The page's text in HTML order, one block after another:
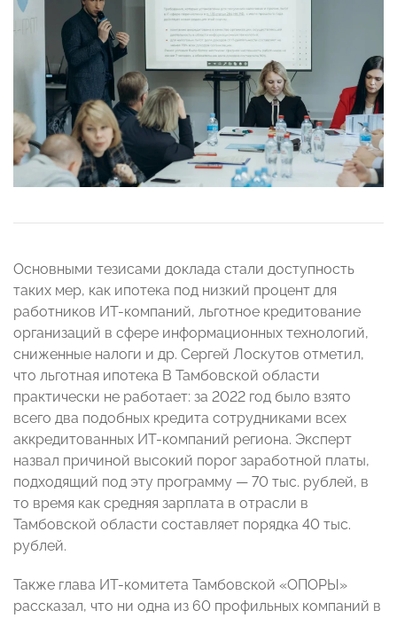
Основными тезисами доклада стали доступность
таких мер, как ипотека под низкий процент для
работников ИТ-компаний, льготное кредитование
организаций в сфере информационных технологий,
сниженные налоги и др. Сергей Лоскутов отметил,
что льготная ипотека В Тамбовской области
практически не работает: за 2022 год было взято
всего два подобных кредита сотрудниками всех
аккредитованных ИТ-компаний региона. Эксперт
назвал причиной высокий порог заработной платы,
подходящий под эту программу — 70 тыс. рублей, в
то время как средняя зарплата в отрасли в
Тамбовской области составляет порядка 40 тыс.
рублей.
Также глава ИТ-комитета Тамбовской «ОПОРЫ»
рассказал, что ни одна из 60 профильных компаний в